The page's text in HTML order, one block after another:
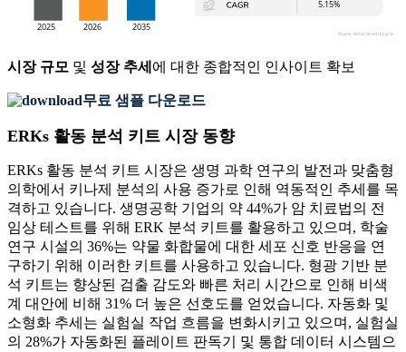
시장 규모 및 성장 추세 에 대한 종합적인 인사이트 확보
무료 샘플 다운로드
ERKs 활동 분석 키트 시장 동향
ERKs 활동 분석 키트 시장은 생명 과학 연구의 발전과 맞춤형
의학에서 키나제 분석의 사용 증가로 인해 역동적인 추세를 목
격하고 있습니다. 생명공학 기업의 약 44%가 암 치료법의 전
임상 테스트를 위해 ERK 분석 키트를 활용하고 있으며, 학술
연구 시설의 36%는 약물 화합물에 대한 세포 신호 반응을 연
구하기 위해 이러한 키트를 사용하고 있습니다. 형광 기반 분
석 키트는 향상된 검출 감도와 빠른 처리 시간으로 인해 비색
계 대안에 비해 31% 더 높은 선호도를 얻었습니다. 자동화 및
소형화 추세는 실험실 작업 흐름을 변화시키고 있으며, 실험실
의 28%가 자동화된 플레이트 판독기 및 통합 데이터 시스템으